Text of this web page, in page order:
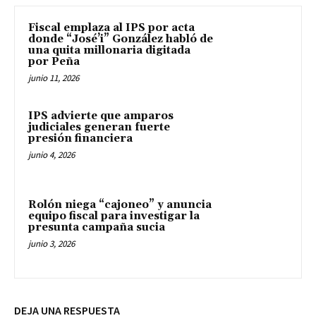
Fiscal emplaza al IPS por acta
donde “José’i” González habló de
una quita millonaria digitada
por Peña
junio 11, 2026
IPS advierte que amparos
judiciales generan fuerte
presión financiera
junio 4, 2026
Rolón niega “cajoneo” y anuncia
equipo fiscal para investigar la
presunta campaña sucia
junio 3, 2026
DEJA UNA RESPUESTA